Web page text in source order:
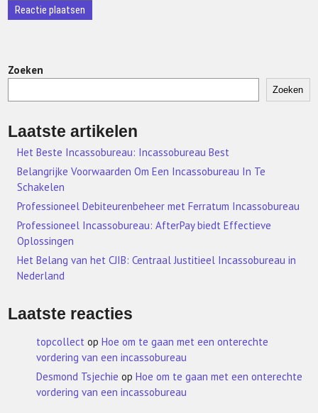
Zoeken
Zoeken
Laatste artikelen
Het Beste Incassobureau: Incassobureau Best
Belangrijke Voorwaarden Om Een Incassobureau In Te
Schakelen
Professioneel Debiteurenbeheer met Ferratum Incassobureau
Professioneel Incassobureau: AfterPay biedt Effectieve
Oplossingen
Het Belang van het CJIB: Centraal Justitieel Incassobureau in
Nederland
Laatste reacties
topcollect opHoe om te gaan met een onterechte
vordering van een incassobureau
Desmond Tsjechie opHoe om te gaan met een onterechte
vordering van een incassobureau